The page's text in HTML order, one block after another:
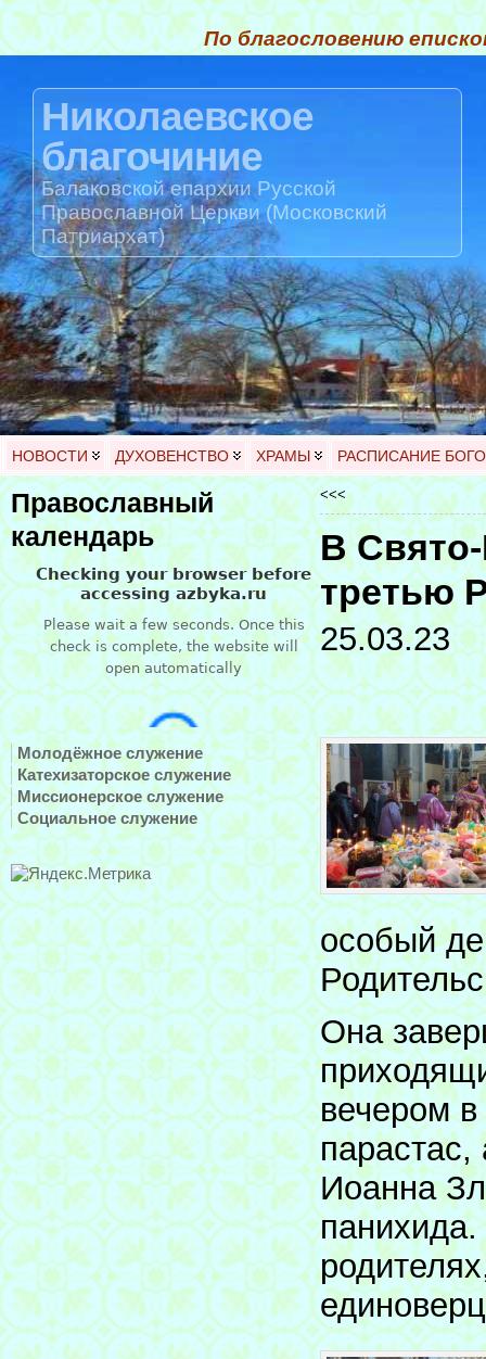
По благословению
Николаевское
благочиние
Балаковской епархии Русской
Православной Церкви (Московский
Патриархат)
НОВОСТИ ДУХОВЕНСТВО ХРАМЫ РАСПИСАНИЕ
Православный
календарь
Молодёжное служение
Катехизаторское служение
Миссионерское служение
Социальное служение
<<<
В
третью
25.03.23
особый
Она
вечером
парастас,
Иоанна